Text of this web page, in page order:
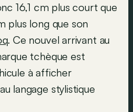
16,1 cm plus court que
plus long que son
. Ce nouvel arrivant au
tchèque est
à afficher
langage stylistique